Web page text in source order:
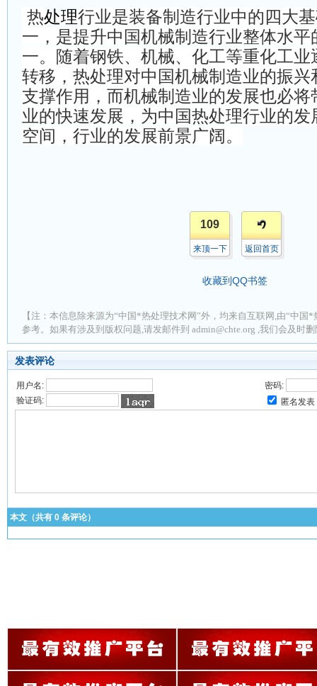
热处理行业是装备制造行业中的四大
一，是提升中国机械制造行业整体水平
一。随着钢铁、机械、化工等重化工
转移，热处理对中国机械制造业的振
支撑作用，而机械制造业的发展也必
业的快速发展，为中国热处理行业的
空间，行业的发展前景广阔。
109
来顶一下 返回首页
收藏到QQ书签
【注：本信息除来源为“中国*热处理技术网”外，均来自互联网,由“中国
参考。如果有涉及到版权问题,请发邮件到 admin@chte.org ,我们会及时
发表评论
用户名:
密码:
验证码:
匿名发表
本文（共有 0 条评论）